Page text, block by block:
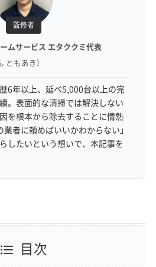
監修者
ムサービス エタククミ代表
ともあき）
6年以上、延べ5,000台以上の完
。表面的な清掃では解決しない
を根本から除去することに情熱
業者に頼めばいいかわからない」
したいという想いで、本記事を
目次